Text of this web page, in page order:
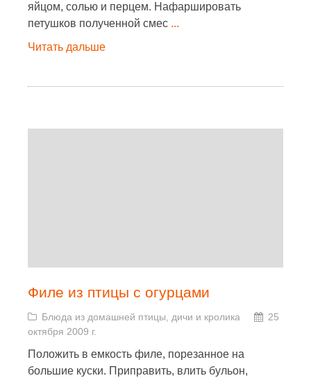
яйцом, солью и перцем. Нафаршировать
петушков полученной смес ...
Читать дальше
Филе из птицы с огурцами
Блюда из домашней птицы, дичи и кролика
25
октября 2009 г.
Положить в емкость филе, порезанное на
большие куски. Приправить, влить бульон,